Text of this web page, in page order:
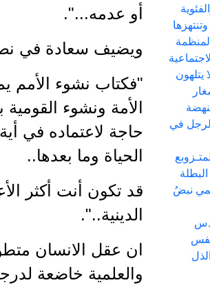
يتلهون
في
نبضُ
أو عدمه...".
ويضيف سعادة في
"فكتاب نشوء الأمم
الأمة ونشوء القومية
حاجة لاعتماده في
الحياة وما بعدها..
قد تكون أنت أكثر
الدينية..".
ان عقل الانسان
والعلمية خاضعة